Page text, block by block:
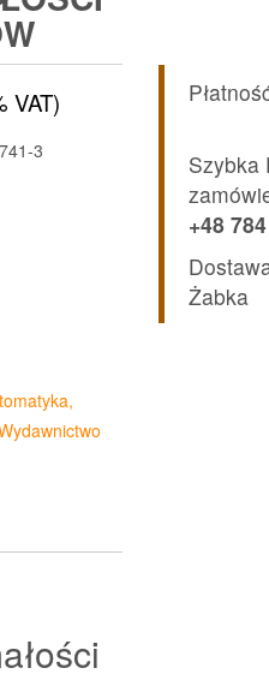
VAT)
3
Szybka
+48
Żabka